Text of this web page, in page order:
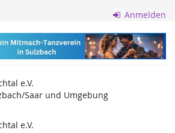
Anmelden
e.V.
Saar und Umgebung
e.V.